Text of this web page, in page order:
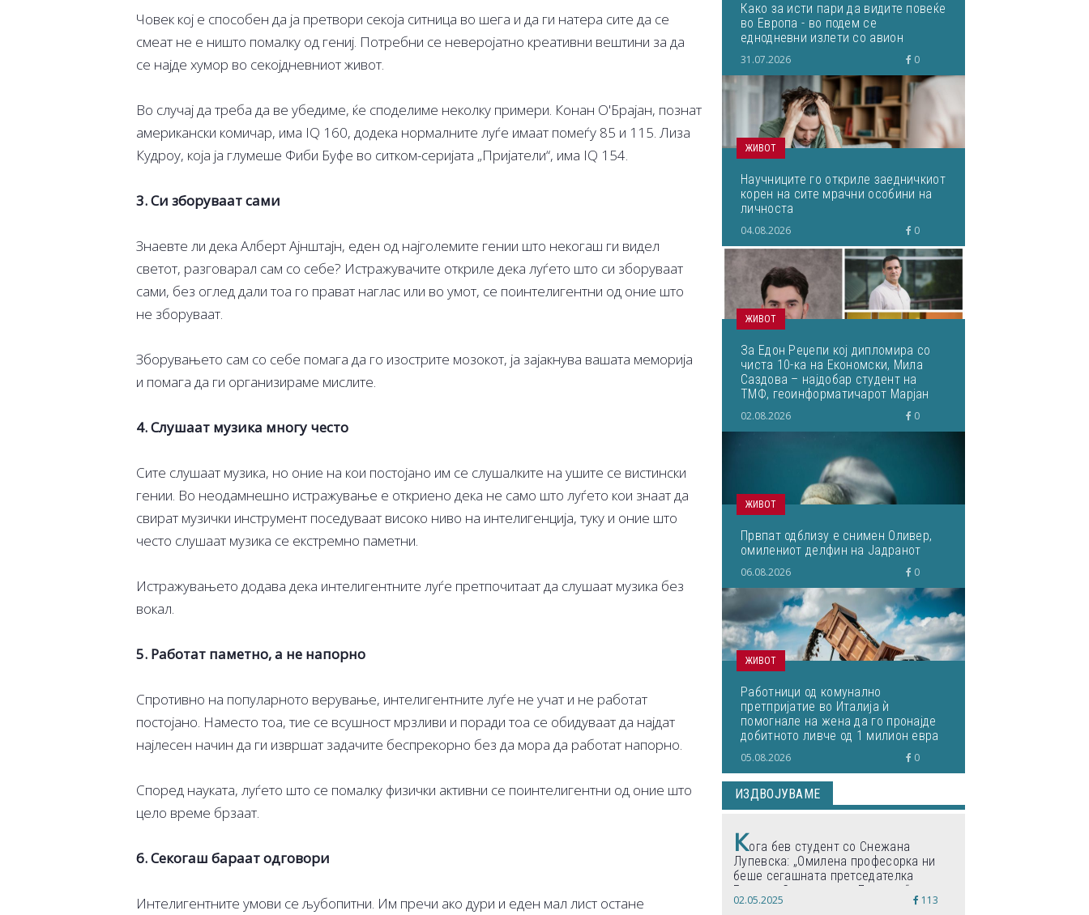
Човек кој е способен да ја претвори секоја ситница во шега и да ги натера сите да се
смеат не е ништо помалку од гениј. Потребни се неверојатно креативни вештини за да
се најде хумор во секојдневниот живот.
Во случај да треба да ве убедиме, ќе споделиме неколку примери. Конан О'Брајан, познат
американски комичар, има IQ 160, додека нормалните луѓе имаат помеѓу 85 и 115. Лиза
Кудроу, која ја глумеше Фиби Буфе во ситком-серијата „Пријатели“, има IQ 154.
3. Си зборуваат сами
Знаевте ли дека Алберт Ајнштајн, еден од најголемите гении што некогаш ги видел
светот, разговарал сам со себе? Истражувачите откриле дека луѓето што си зборуваат
сами, без оглед дали тоа го прават наглас или во умот, се поинтелигентни од оние што
не зборуваат.
Зборувањето сам со себе помага да го изострите мозокот, ја зајакнува вашата меморија
и помага да ги организираме мислите.
4. Слушаат музика многу често
Сите слушаат музика, но оние на кои постојано им се слушалките на ушите се вистински
гении. Во неодамнешно истражување е откриено дека не само што луѓето кои знаат да
свират музички инструмент поседуваат високо ниво на интелигенција, туку и оние што
често слушаат музика се екстремно паметни.
Истражувањето додава дека интелигентните луѓе претпочитаат да слушаат музика без
вокал.
5. Работат паметно, а не напорно
Спротивно на популарното верување, интелигентните луѓе не учат и не работат
постојано. Наместо тоа, тие се всушност мрзливи и поради тоа се обидуваат да најдат
најлесен начин да ги извршат задачите беспрекорно без да мора да работат напорно.
Според науката, луѓето што се помалку физички активни се поинтелигентни од оние што
цело време брзаат.
6. Секогаш бараат одговори
Интелигентните умови се љубопитни. Им пречи ако дури и еден мал лист остане
Како за исти пари да видите повеќе
во Европа - во подем се
еднодневни излети со авион
31.07.2026 0
ЖИВОТ
Научниците го откриле заедничкиот
корен на сите мрачни особини на
личноста
04.08.2026 0
ЖИВОТ
За Едон Реџепи кој дипломира со
чиста 10-ка на Економски, Мила
Саздова – најдобар студент на
ТМФ, геоинформатичарот Марјан
Здравковски... Што пишувавме
неделава
02.08.2026 0
ЖИВОТ
Првпат одблизу е снимен Оливер,
омилениот делфин на Јадранот
06.08.2026 0
ЖИВОТ
Работници од комунално
претпријатие во Италија ѝ
помогнале на жена да го пронајде
добитното ливче од 1 милион евра
кое завршило на депонија
05.08.2026 0
ИЗДВОЈУВАМЕ
Кога бев студент со Снежана
Лупевска: „Омилена професорка ни
беше сегашната претседателка
Гордана Сиљановска-Давкова“
02.05.2025 113